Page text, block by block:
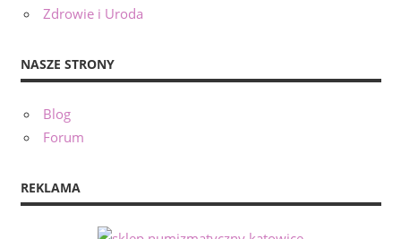
Zdrowie i Uroda
NASZE STRONY
Blog
Forum
REKLAMA